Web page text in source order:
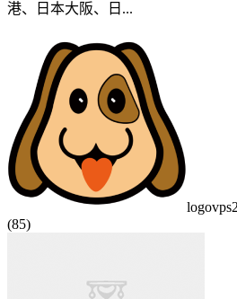
港、日本大阪、日...
logovps
(85)